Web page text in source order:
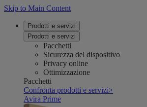
Skip to Main Content
Prodotti e servizi
Prodotti e servizi
Pacchetti
Sicurezza del dispositivo
Privacy online
Ottimizzazione
Pacchetti
Confronta prodotti e servizi>
Avira Prime